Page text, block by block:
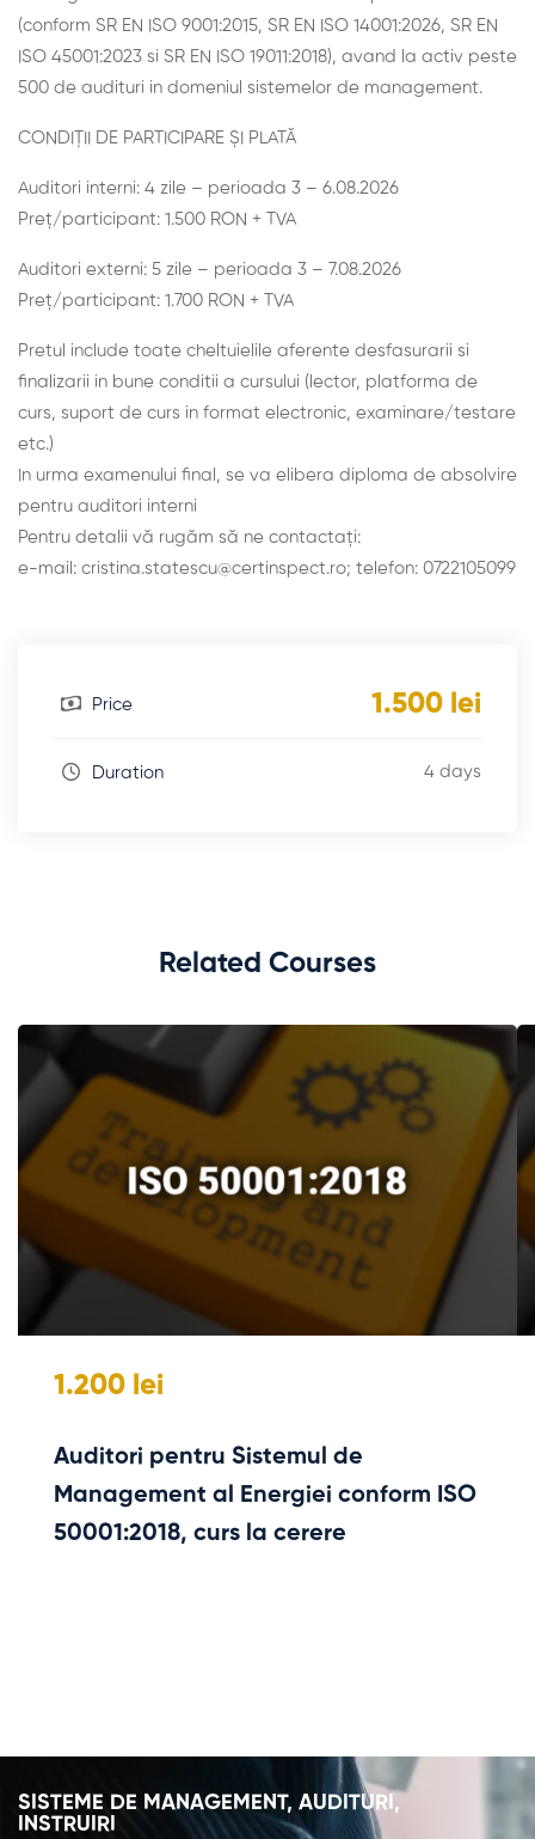
(conform SR EN ISO 9001:2015, SR EN ISO 14001:2026, SR EN
ISO 45001:2023 si SR EN ISO 19011:2018), avand la activ peste
500 de audituri in domeniul sistemelor de management.
CONDIȚII DE PARTICIPARE ȘI PLATĂ
Auditori interni: 4 zile – perioada 3 – 6.08.2026
Preț/participant: 1.500 RON + TVA
Auditori externi: 5 zile – perioada 3 – 7.08.2026
Preț/participant: 1.700 RON + TVA
Pretul include toate cheltuielile aferente desfasurarii si
finalizarii in bune conditii a cursului (lector, platforma de
curs, suport de curs in format electronic, examinare/testare
etc.)
In urma examenului final, se va elibera diploma de absolvire
pentru auditori interni
Pentru detalii vă rugăm să ne contactați:
e-mail: cristina.statescu@certinspect.ro; telefon: 0722105099
Price 1.500 lei
Duration 4 days
Related Courses
1.200 lei
Auditori pentru Sistemul de
Management al Energiei conform ISO
50001:2018, curs la cerere
SISTEME DE MANAGEMENT, AUDITURI,
INSTRUIRI